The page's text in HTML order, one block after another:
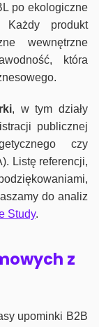
po ekologiczne
Każdy produkt
wewnętrzne
która
, w tym działy
publicznej
czy
Listę referencji,
do analiz
Study.
z
upominki B2B